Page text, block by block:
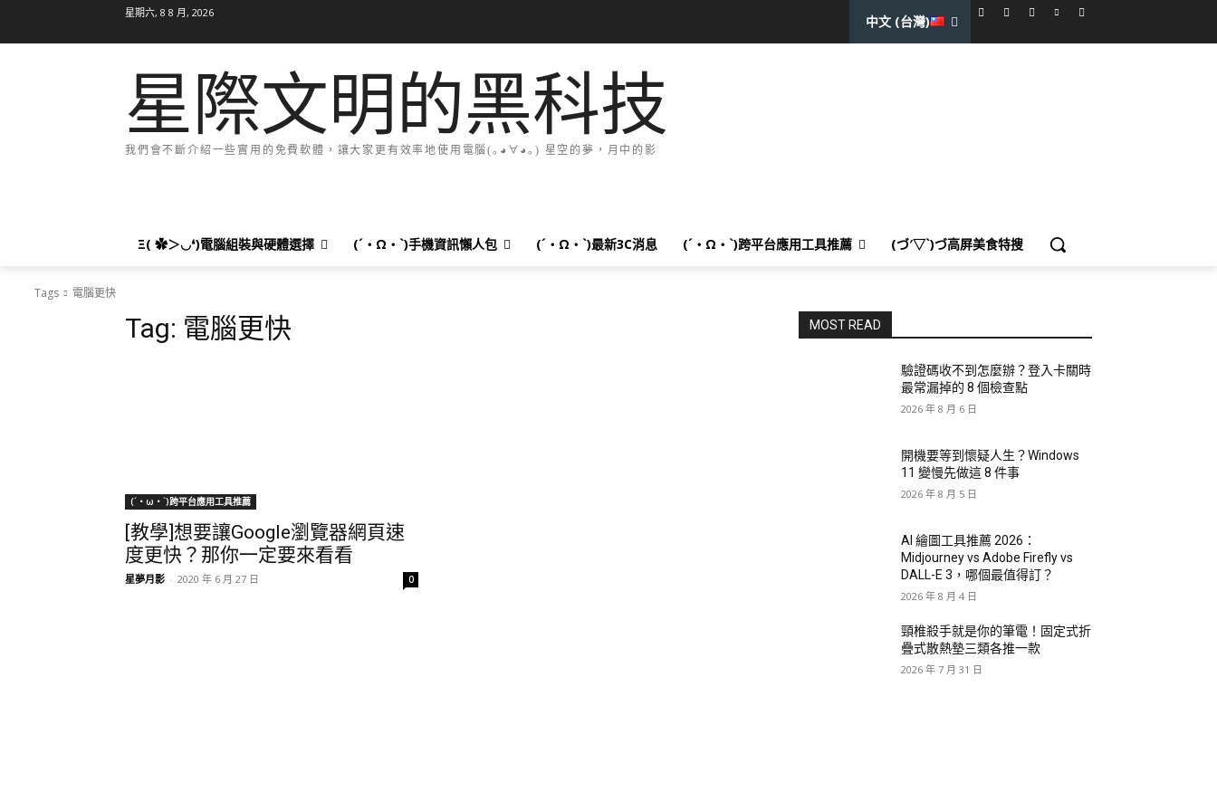
星期六, 8 8 月, 2026
中文 (台灣)
星際文明的黑科技
我們會不斷介紹一些實用的免費軟體，讓大家更有效率地使用電腦(｡◕∀◕｡) 星空的夢，月中的影
Ξ( ✿＞◡❛)電腦組裝與硬體選擇 (´・Ω・`)手機資訊懶人包 (´・Ω・`)最新3C消息 (´・Ω・`)跨平台應用工具推薦 (づ′▽`)づ高屏美食特搜
Tags 電腦更快
Tag: 電腦更快
(´・ω・`)跨平台應用工具推薦
[教學]想要讓Google瀏覽器網頁速
度更快？那你一定要來看看
星夢月影 - 2020 年 6 月 27 日 0
MOST READ
驗證碼收不到怎麼辦？登入卡關時
最常漏掉的 8 個檢查點
2026 年 8 月 6 日
開機要等到懷疑人生？Windows
11 變慢先做這 8 件事
2026 年 8 月 5 日
AI 繪圖工具推薦 2026：
Midjourney vs Adobe Firefly vs
DALL-E 3，哪個最值得訂？
2026 年 8 月 4 日
頸椎殺手就是你的筆電！固定式折
疊式散熱墊三類各推一款
2026 年 7 月 31 日